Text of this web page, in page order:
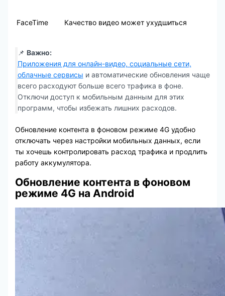
FaceTime Качество видео может ухудшиться
📌 Важно:
Приложения для онлайн-видео, социальные сети,
облачные сервисы и автоматические обновления чаще
всего расходуют больше всего трафика в фоне.
Отключи доступ к мобильным данным для этих
программ, чтобы избежать лишних расходов.
Обновление контента в фоновом режиме 4G удобно
отключать через настройки мобильных данных, если
ты хочешь контролировать расход трафика и продлить
работу аккумулятора.
Обновление контента в фоновом
режиме 4G на Android